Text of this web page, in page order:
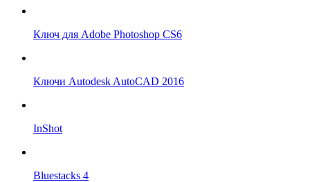
Ключ для Adobe Photoshop CS6
Ключи Autodesk AutoCAD 2016
InShot
Bluestacks 4